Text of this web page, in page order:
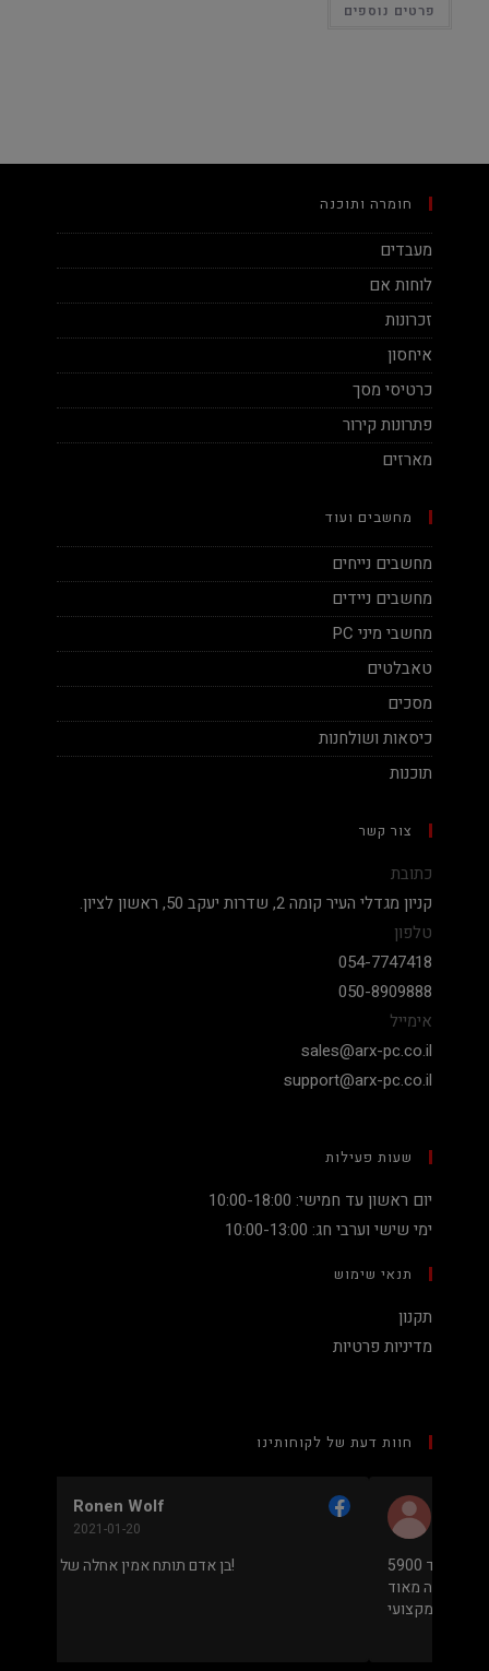
פרטים נוספים
חומרה ותוכנה
מעבדים
לוחות אם
זכרונות
איחסון
כרטיסי מסך
פתרונות קירור
מארזים
מחשבים ועוד
מחשבים נייחים
מחשבים ניידים
מחשבי מיני PC
טאבלטים
מסכים
כיסאות ושולחנות
תוכנות
צור קשר
כתובת
קניון מגדלי העיר קומה 2, שדרות יעקב 50, ראשון לציון.
טלפון
054-7747418
050-8909888
אימייל
sales@arx-pc.co.il
support@arx-pc.co.il
שעות פעילות
יום ראשון עד חמישי: 10:00-18:00
ימי שישי וערבי חג: 10:00-13:00
תנאי שימוש
תקנון
מדיניות פרטיות
חוות דעת של לקוחותינו
מחיר נמוך והוגן למעבד 5900X בלי שצריך לקנות
מחשב שלם או עוד חלקים. אחלה שירות גם נראה מאוד